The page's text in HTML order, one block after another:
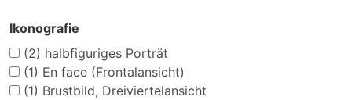
Ikonografie
(2) halbfiguriges Porträt
(1) En face (Frontalansicht)
(1) Brustbild, Dreiviertelansicht